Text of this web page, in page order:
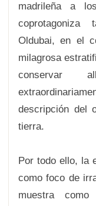
madrileña a
coprotagoniza
Oldubai, en el
milagrosa
conservar
descripción del
tierra.
Por todo ello, la
como foco de
muestra